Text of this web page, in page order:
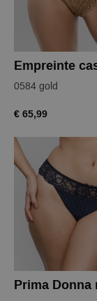
0584 gold
€ 65,99